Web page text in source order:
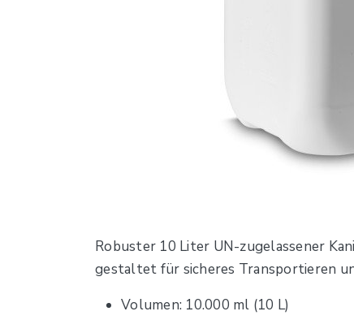
Robuster 10 Liter UN-zugelassener
gestaltet für sicheres Transportieren
Volumen: 10.000 ml (10 L)